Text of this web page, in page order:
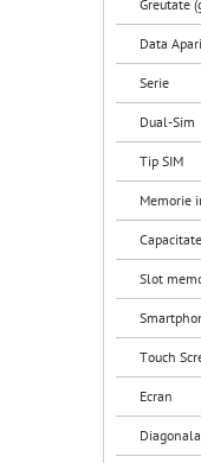
Greutate
Data
Serie
Dual-Sim
Tip SIM
Memorie
Slot
Touch
Ecran